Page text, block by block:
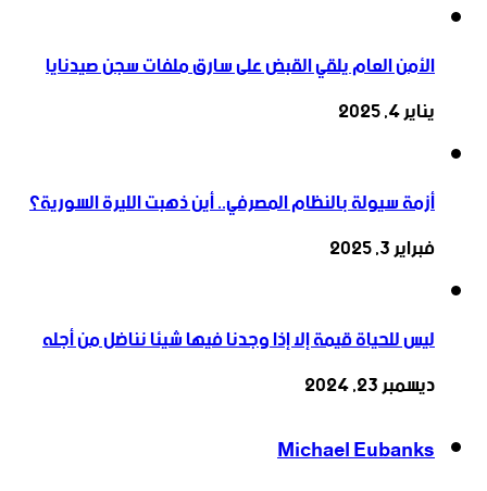
الأمن العام يلقي القبض على سارق ملفات سجن صيدنايا
يناير 4, 2025
أزمة سيولة بالنظام المصرفي.. أين ذهبت الليرة السورية؟
فبراير 3, 2025
ليس للحياة قيمة إلا إذا وجدنا فيها شيئا نناضل من أجله
ديسمبر 23, 2024
Michael Eubanks